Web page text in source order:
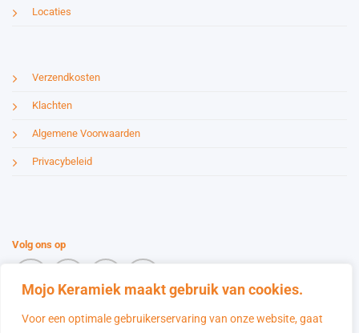
Mojo Keramiek maakt gebruik van cookies.
Voor een optimale gebruikerservaring van onze website, gaat
Locaties
Verzendkosten
Klachten
Algemene Voorwaarden
Privacybeleid
Volg ons op